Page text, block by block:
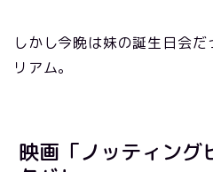
しかし今晩は妹の誕生日会
リアム。
映画「ノッティング